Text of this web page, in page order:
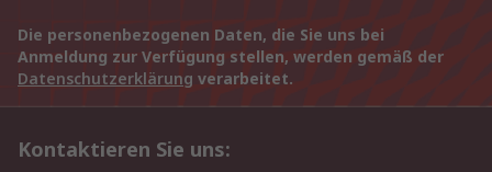
Die personenbezogenen Daten, die Sie uns bei
Anmeldung zur Verfügung stellen, werden gemäß der
Datenschutzerklärung verarbeitet.
Kontaktieren Sie uns: